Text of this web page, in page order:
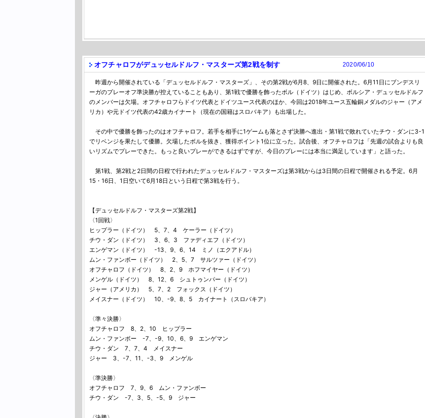
オフチャロフがデュッセルドルフ・マスターズ第2戦を制す 2020/06/10
昨週から開催されている「デュッセルドルフ・マスターズ」、その第2戦が6月8、9日に開催された。6月11日にブンデスリ
ーガのプレーオフ準決勝が控えていることもあり、第1戦で優勝を飾ったボル（ドイツ）はじめ、ボルシア・デュッセルドルフ
のメンバーは欠場。オフチャロフらドイツ代表とドイツユース代表のほか、今回は2018年ユース五輪銅メダルのジャー（アメ
リカ）や元ドイツ代表の42歳カイナート（現在の国籍はスロバキア）も出場した。
その中で優勝を飾ったのはオフチャロフ。若手を相手に1ゲームも落とさず決勝へ進出・第1戦で敗れていたチウ・ダンに3-1
でリベンジを果たして優勝。欠場したボルを抜き、獲得ポイント1位に立った。試合後、オフチャロフは「先週の試合よりも良
いリズムでプレーできた。もっと良いプレーができるはずですが、今日のプレーには本当に満足しています」と語った。
第1戦、第2戦と2日間の日程で行われたデュッセルドルフ・マスターズは第3戦からは3日間の日程で開催される予定。6月
15・16日、1日空いて6月18日という日程で第3戦を行う。
【デュッセルドルフ・マスターズ第2戦】
〈1回戦〉
ヒップラー（ドイツ） 5、7、4 ケーラー（ドイツ）
チウ・ダン（ドイツ） 3、6、3 ファディエフ（ドイツ）
エンゲマン（ドイツ） -13、9、6、14 ミノ（エクアドル）
ムン・ファンボー（ドイツ） 2、5、7 サルツァー（ドイツ）
オフチャロフ（ドイツ） 8、2、9 ホフマイヤー（ドイツ）
メンゲル（ドイツ） 8、12、6 シュトゥンパー（ドイツ）
ジャー（アメリカ） 5、7、2 フォックス（ドイツ）
メイスナー（ドイツ） 10、-9、8、5 カイナート（スロバキア）
〈準々決勝〉
オフチャロフ 8、2、10 ヒップラー
ムン・ファンボー -7、-9、10、6、9 エンゲマン
チウ・ダン 7、7、4 メイスナー
ジャー 3、-7、11、-3、9 メンゲル
〈準決勝〉
オフチャロフ 7、9、6 ムン・ファンボー
チウ・ダン -7、3、5、-5、9 ジャー